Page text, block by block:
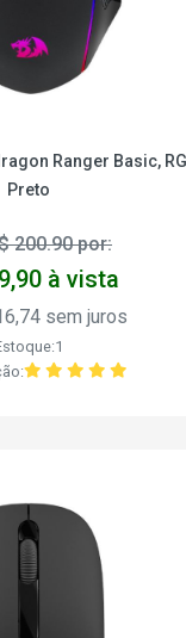
Ranger Basic,
Preto
200.90 por:
à vista
sem juros